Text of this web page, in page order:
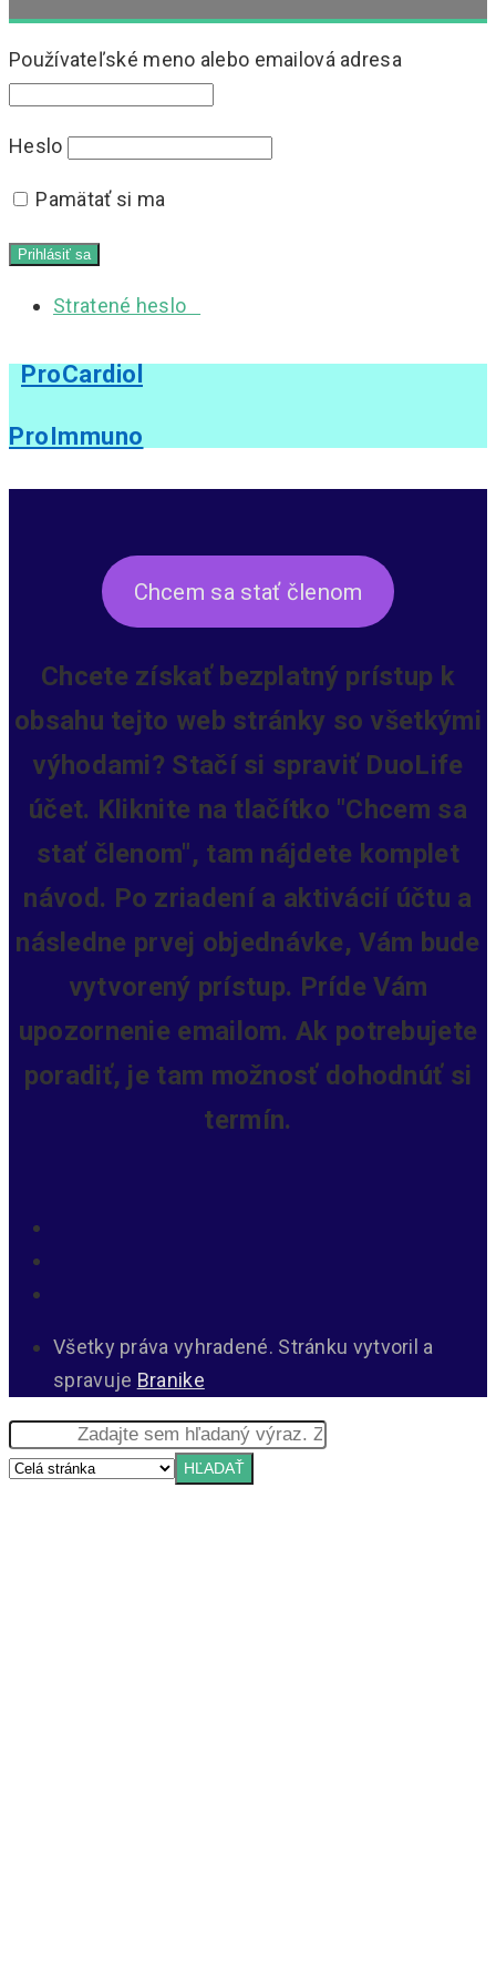
Používateľské meno alebo emailová adresa
Heslo
Pamätať si ma
Stratené heslo
ProCardiol
ProImmuno
Chcem sa stať členom
Chcete získať bezplatný prístup k
obsahu tejto web stránky so všetkými
výhodami? Stačí si spraviť DuoLife
účet. Kliknite na tlačítko "Chcem sa
stať členom", tam nájdete komplet
návod. Po zriadení a aktivácií účtu a
následne prvej objednávke, Vám bude
vytvorený prístup. Príde Vám
upozornenie emailom. Ak potrebujete
poradiť, je tam možnosť dohodnúť si
termín.
Všetky práva vyhradené. Stránku vytvoril a
spravuje Branike